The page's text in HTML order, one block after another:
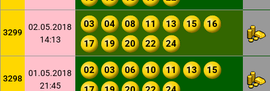
3299
02.05.2018
14:13
03 04 08 11 13 15
16
17
19 20 22 24
3298
01.05.2018
21:45
02 03 06 10 11 13
15